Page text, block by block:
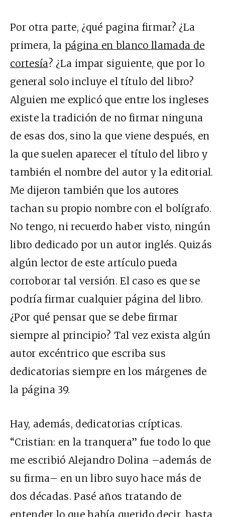
Por otra parte, ¿qué pagina firmar? ¿La
primera, la página en blanco llamada de
cortesía? ¿La impar siguiente, que por lo
general solo incluye el título del libro?
Alguien me explicó que entre los ingleses
existe la tradición de no firmar ninguna
de esas dos, sino la que viene después, en
la que suelen aparecer el título del libro y
también el nombre del autor y la editorial.
Me dijeron también que los autores
tachan su propio nombre con el bolígrafo.
No tengo, ni recuerdo haber visto, ningún
libro dedicado por un autor inglés. Quizás
algún lector de este artículo pueda
corroborar tal versión. El caso es que se
podría firmar cualquier página del libro.
¿Por qué pensar que se debe firmar
siempre al principio? Tal vez exista algún
autor excéntrico que escriba sus
dedicatorias siempre en los márgenes de
la página 39.
Hay, además, dedicatorias crípticas.
“Cristian: en la tranquera” fue todo lo que
me escribió Alejandro Dolina –además de
su firma– en un libro suyo hace más de
dos décadas. Pasé años tratando de